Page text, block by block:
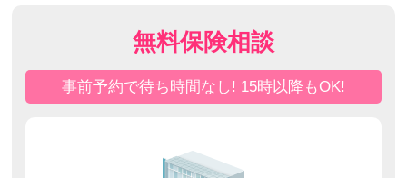
無料保険相談
事前予約で待ち時間なし! 15時以降もOK!